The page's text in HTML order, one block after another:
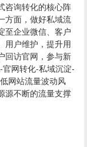
咨询转化的核心阵
方面，做好私域流
至企业微信、客户
用户维护，提升用
回访官网，参与新
网转化-私域沉淀-
网站流量波动风
源不断的流量支撑